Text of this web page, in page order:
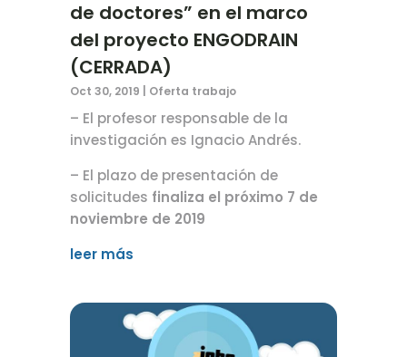
de doctores” en el marco
del proyecto ENGODRAIN
(CERRADA)
Oct 30, 2019 Oferta trabajo
– El profesor responsable de la
investigación es Ignacio Andrés.
– El plazo de presentación de
solicitudes finaliza el próximo 7 de
noviembre de 2019
leer más